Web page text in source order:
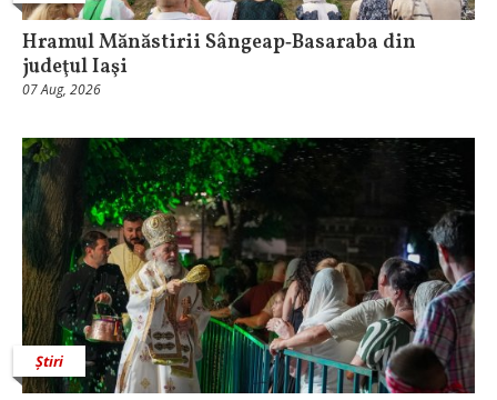
Hramul Mănăstirii Sângeap‑Basaraba din
judeţul Iaşi
07 Aug, 2026
Știri